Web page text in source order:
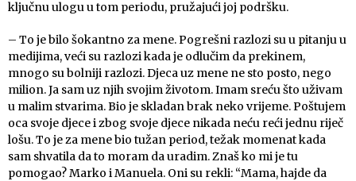
ključnu ulogu u tom periodu, pružajući joj podršku.
– To je bilo šokantno za mene. Pogrešni razlozi su u pitanju u
medijima, veći su razlozi kada je odlučim da prekinem,
mnogo su bolniji razlozi. Djeca uz mene ne sto posto, nego
milion. Ja sam uz njih svojim životom. Imam sreću što uživam
u malim stvarima. Bio je skladan brak neko vrijeme. Poštujem
oca svoje djece i zbog svoje djece nikada neću reći jednu riječ
lošu. To je za mene bio tužan period, težak momenat kada
sam shvatila da to moram da uradim. Znaš ko mi je tu
pomogao? Marko i Manuela. Oni su rekli: “Mama, hajde da